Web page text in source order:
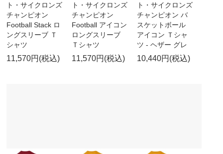
ト・サイクロンズ
チャンピオン
Football Stack ロ
ングスリーブ Ｔ
シャツ
11,570円(税込)
ト・サイクロンズ
チャンピオン
Football アイコン
ロングスリーブ
Ｔシャツ
11,570円(税込)
ト・サイクロンズ
チャンピオン バ
スケットボール
アイコン Ｔシャ
ツ - ヘザー グレ
10,440円(税込)